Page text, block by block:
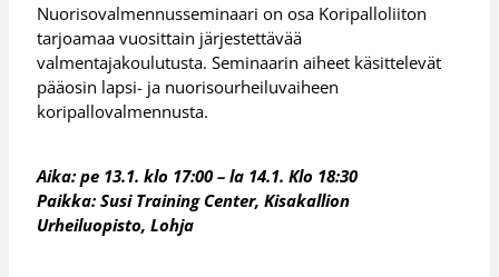
Nuorisovalmennusseminaari on osa Koripalloliiton
tarjoamaa vuosittain järjestettävää
valmentajakoulutusta. Seminaarin aiheet käsittelevät
pääosin lapsi- ja nuorisourheiluvaiheen
koripallovalmennusta.
Aika: pe 13.1. klo 17:00 – la 14.1. Klo 18:30
Paikka: Susi Training Center, Kisakallion
Urheiluopisto, Lohja